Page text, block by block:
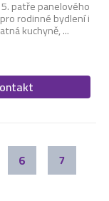
patře panelového
rodinné bydlení i
kuchyně, ...
6
7